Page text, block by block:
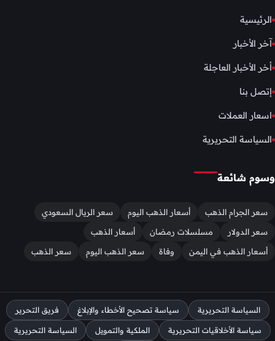
الرئيسية
آخر الأخبار
أخر الأخبار العاجلة
إتصل بنا
اسعار العملات
السياسة التحريرية
وسوم شائعة
سعر الجرام الذهب أسعار الذهب اليوم
سعر الريال السعودي
سعر الدولار
مسلسلات رمضان
أسعار الذهب
أسعار الذهب في اليمن
وفاة سعر الذهب اليوم سعر الذهب
السياسة التحريرية سياسة تصحيح الأخطاء والإبلاغ فريق التحرير
سياسة الأخلاقيات التحريرية الملكية والتمويل السياسة التحريرية